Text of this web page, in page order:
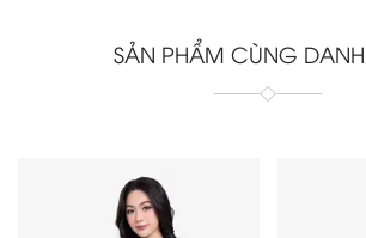
SẢN PHẨM CÙNG